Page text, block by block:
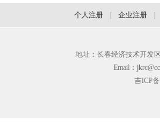
个人注册 企业注册
地址：长春经济技术开发
Email：
吉ICP